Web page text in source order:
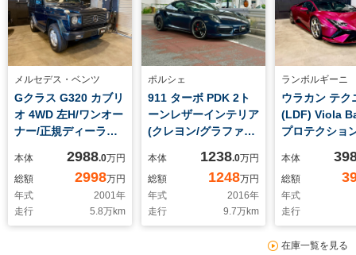
メルセデス・ベンツ
Gクラス G320 カブリ
オ 4WD 左H/ワンオー
ナー/正規ディーラー
ー整備/ETC車載器/電
動ソフトトップ/オリ
ジナルコンディショ
ン/ウッドコンビハン
ドル/レザーシート/純
本体 2988.0万円
総額
2998万円
年式
2001年
走行
5.8万km
ポルシェ
911 ターボ PDK 2ト
ーンレザーインテリア
(クレヨン/グラファイ
ツクラッシック
20AW(ブラッ
ク)/PDLS/スポーツク
ロノPKG/Fリフタ
ー/BOSE/シートヒー
本体 1238.0万円
総額
1248万円
年式
2016年
走行
9.7万km
ランボルギーニ
ウラカン テク
(LDF) Viola
プロテクショ
ペンション/バ
ントローラー/
ナムオーディ
オ/Damiso
ボンセラミッ
本体
総額
年式
走行
在庫一覧を見る